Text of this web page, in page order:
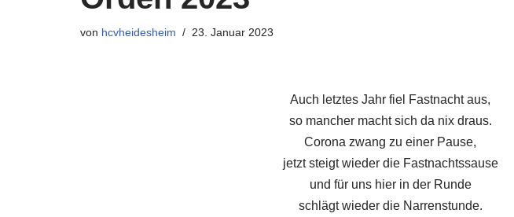
von hcvheidesheim 23. Januar 2023
Auch letztes Jahr fiel Fastnacht aus,
so mancher macht sich da nix draus.
Corona zwang zu einer Pause,
jetzt steigt wieder die Fastnachtssause
und für uns hier in der Runde
schlägt wieder die Narrenstunde.